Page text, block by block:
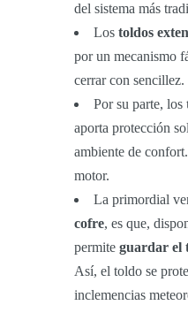
del sistema más
Los toldos
por un mecanismo
cerrar con sencillez.
Por su parte, los
aporta protección
ambiente de
motor.
La primordial
cofre, es que,
permite guardar el
Así, el toldo se
inclemencias